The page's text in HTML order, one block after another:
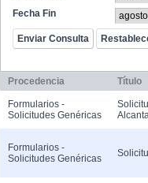
Fecha Fin
Procedencia Título
Formularios -
Solicitudes Genéricas
Formularios -
Solicitudes Genéricas